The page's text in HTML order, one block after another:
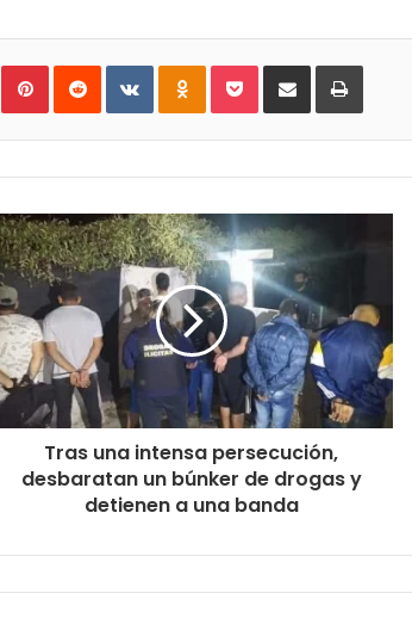
PinterestReddit VKontakteOdnoklassniki
PocketCompartirImprimir
Tras una intensa persecución,
desbaratan un búnker de drogas y
detienen a una banda